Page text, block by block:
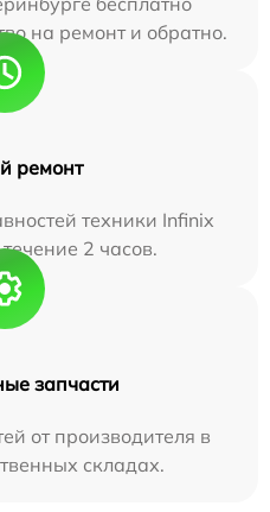
на ремонт и обратно.
ремонт
техники Infinix
2 часов.
запчасти
от производителя в
складах.